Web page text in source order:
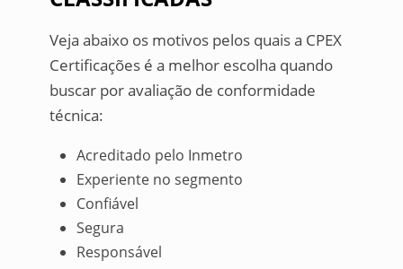
Veja abaixo os motivos pelos quais a CPEX
Certificações é a melhor escolha quando
buscar por avaliação de conformidade
técnica:
Acreditado pelo Inmetro
Experiente no segmento
Confiável
Segura
Responsável